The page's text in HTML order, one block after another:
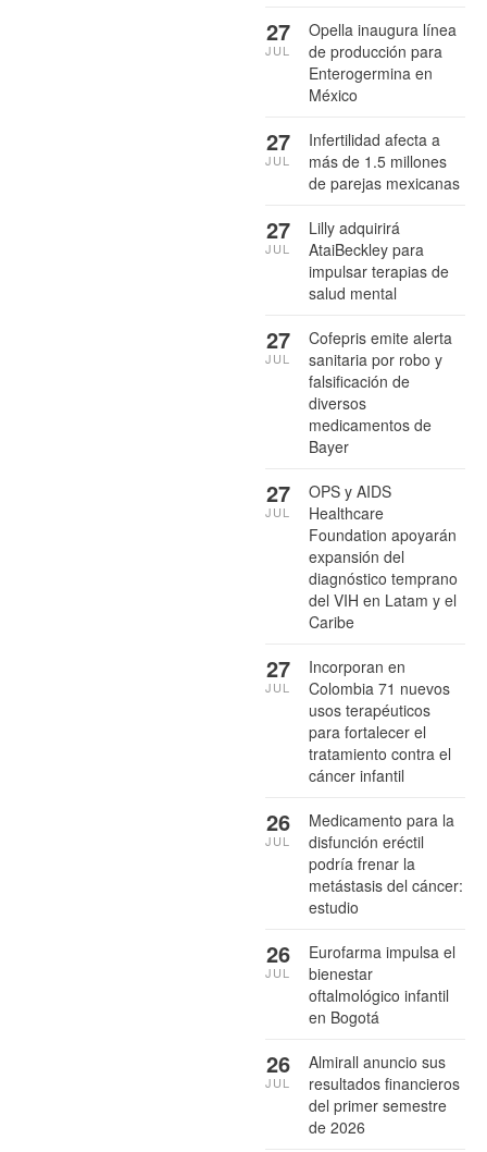
Opella inaugura línea
de producción para
Enterogermina en
México
27
JUL
Infertilidad afecta a
más de 1.5 millones
de parejas mexicanas
27
JUL
Lilly adquirirá
AtaiBeckley para
impulsar terapias de
salud mental
27
JUL
Cofepris emite alerta
sanitaria por robo y
falsificación de
diversos
medicamentos de
Bayer
27
JUL
OPS y AIDS
Healthcare
Foundation apoyarán
expansión del
diagnóstico temprano
del VIH en Latam y el
Caribe
27
JUL
Incorporan en
Colombia 71 nuevos
usos terapéuticos
para fortalecer el
tratamiento contra el
cáncer infantil
27
JUL
Medicamento para la
disfunción eréctil
podría frenar la
metástasis del cáncer:
estudio
26
JUL
Eurofarma impulsa el
bienestar
oftalmológico infantil
en Bogotá
26
JUL
Almirall anuncio sus
resultados financieros
del primer semestre
de 2026
26
JUL